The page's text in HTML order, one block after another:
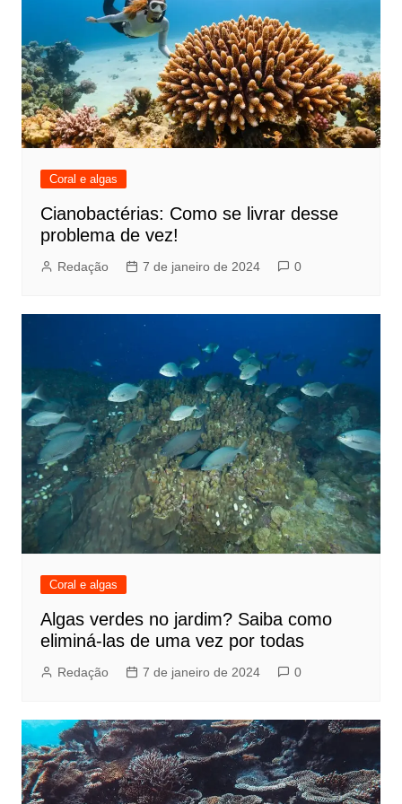
Coral e algas
Cianobactérias: Como se livrar desse
problema de vez!
Redação 7 de janeiro de 2024 0
Coral e algas
Algas verdes no jardim? Saiba como
eliminá-las de uma vez por todas
Redação 7 de janeiro de 2024 0